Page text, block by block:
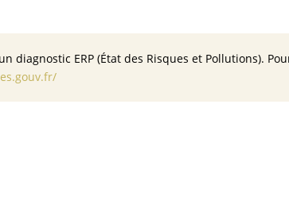
diagnostic ERP (État des Risques et Pollutions).